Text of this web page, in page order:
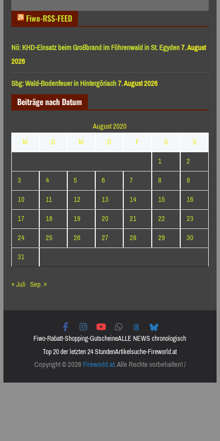
Fiwo-RSS-FEED
Nö: KHD-Einsatz beim Großbrand im Föhrenwald in St. Egyden7. August
2026
Sbg: Wald-Bodenfeuer in Hintergöriach7. August 2026
Beiträge nach Datum
August 2020
M
D M D F S
S
1
2
3
4 5 6 7 8
9
10
11 12 13 14 15
16
17
18 19 20 21 22
23
24
25 26 27 28 29
30
31
« Juli Sep. »
Fiwo-Rabatt-Shopping-GutscheineALLE NEWS chronologisch
Top 20 der letzten 24 StundenArtikelsuche-Fireworld.at
Copyright © 2026Fireworld.at. Alle Rechte vorbehalten! /